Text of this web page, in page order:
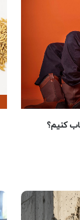
کنیم؟